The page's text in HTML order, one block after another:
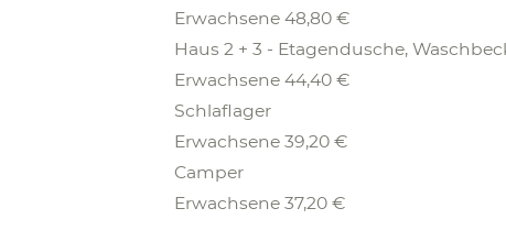
Erwachsene 48,80 €
Haus 2 + 3 - Etagendusche,
Erwachsene 44,40 €
Schlaflager
Erwachsene 39,20 €
Camper
Erwachsene 37,20 €